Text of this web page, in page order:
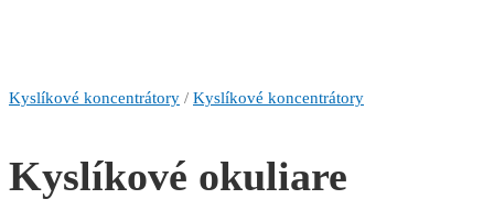
Kyslíkové koncentrátory / Kyslíkové koncentrátory
Kyslíkové okuliare